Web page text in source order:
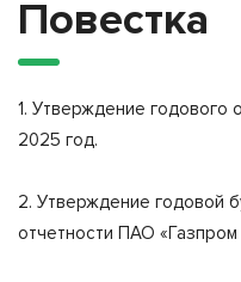
Повестка
1. Утверждение годового
2025 год.
2. Утверждение годовой
отчетности ПАО